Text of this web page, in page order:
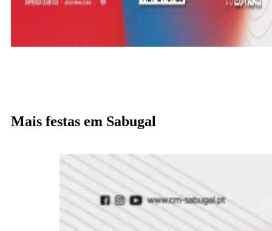
Mais festas em Sabugal